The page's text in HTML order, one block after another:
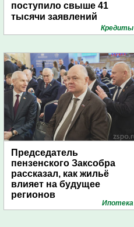
поступило свыше 41
тысячи заявлений
Кредиты
Председатель
пензенского Заксобра
рассказал, как жильё
влияет на будущее
регионов
Ипотека